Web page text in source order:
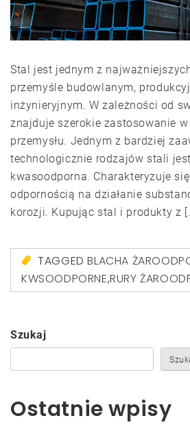
Stal jest jednym z
przemyśle budowlanym,
inżynieryjnym. W zależności od
znajduje szerokie zastosowanie w
przemysłu. Jednym z bardziej
technologicznie rodzajów stali
kwasoodporna. Charakteryzuje
odpornością na działanie
korozji. Kupując stal i produkty z
TAGGEDBLACHA
KWSOODPORNE,RURY
Szukaj
Ostatnie wpisy